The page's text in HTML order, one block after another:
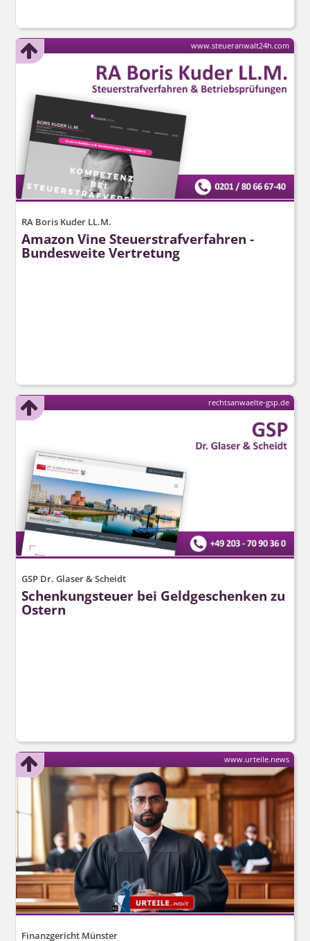
RA Boris Kuder LL.M.
Amazon Vine Steuerstraf­verfahren -
Bundesweite Vertretung
www.steueranwalt24h.com
GSP Dr. Glaser & Scheidt
Schenkungsteuer bei Geldgeschenken zu
Ostern
rechtsanwaelte-gsp.de
Finanzgericht Münster
www.urteile.news